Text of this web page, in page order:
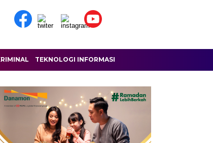
TEKNOLOGI INFORMASI